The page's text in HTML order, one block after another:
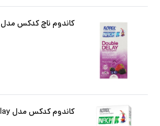
کاندوم ناچ کدکس مدل Double delay بسته 10عددی
کاندوم کدکس مدل Prolong Delay بسته 12 عددی